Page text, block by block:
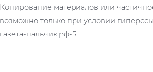
Копирование материалов или
возможно только при условии
газета-нальчик.рф-5